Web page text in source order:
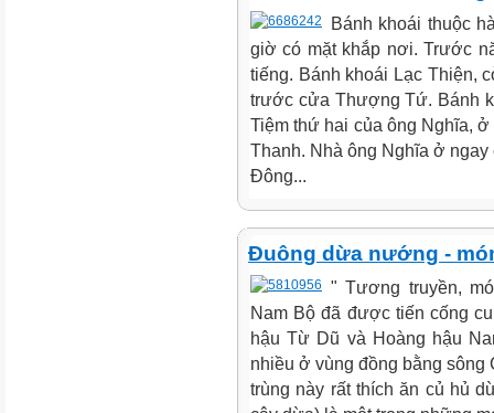
Bánh khoái thuộc
giờ có mặt khắp nơi. Trước
tiếng. Bánh khoái Lạc Thiện,
trước cửa Thượng Tứ. Bánh
Tiệm thứ hai của ông Nghĩa,
Thanh. Nhà ông Nghĩa ở
Đông...
Đuông dừa nướng -
" Tương truyền,
Nam Bộ đã được tiến cống
hậu Từ Dũ và Hoàng hậu
nhiều ở vùng đồng bằng sông
trùng này rất thích ăn củ hủ